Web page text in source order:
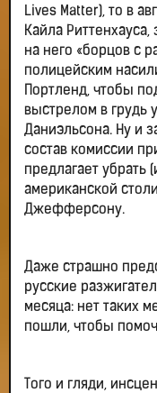
Lives Matter), то в
Кайла
на него «борцов с
полицейским
Портленд, чтобы
выстрелом в грудь
Даниэльсона. Ну и
состав комиссии
предлагает убрать
американской
Джефферсону.
Даже страшно
русские
месяца: нет таких
пошли, чтобы
Того и гляди,